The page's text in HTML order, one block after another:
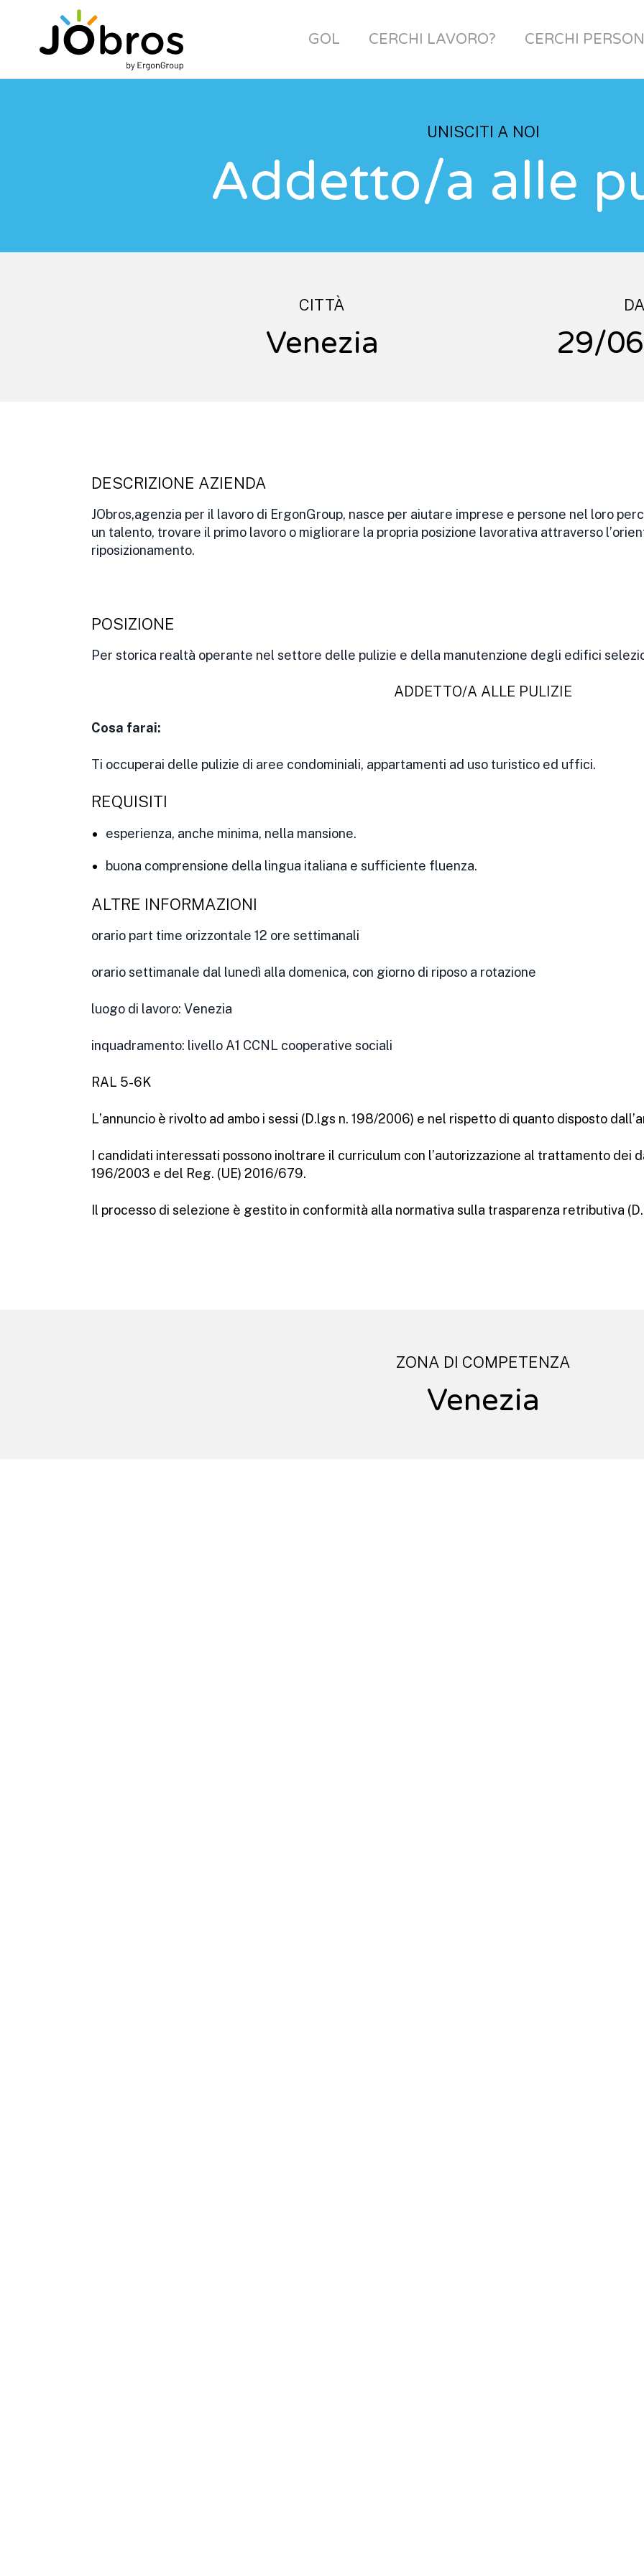
GOL CERCHI LAVORO? CERCHI
UNISCITI A NOI
Addetto/a alle
CITTÀ
Venezia 29/
DESCRIZIONE AZIENDA
JObros,agenzia per il lavoro di ErgonGroup, nasce per aiutare imprese e persone nel loro
un talento, trovare il primo lavoro o migliorare la propria posizione lavorativa attraverso
riposizionamento.
POSIZIONE
Per storica realtà operante nel settore delle pulizie e della manutenzione degli edifici
ADDETTO/A ALLE PULIZIE
Cosa farai:
Ti occuperai delle pulizie di aree condominiali, appartamenti ad uso turistico ed uffici.
REQUISITI
esperienza, anche minima, nella mansione.
buona comprensione della lingua italiana e sufficiente fluenza.
ALTRE INFORMAZIONI
orario part time orizzontale 12 ore settimanali
orario settimanale dal lunedì alla domenica, con giorno di riposo a rotazione
luogo di lavoro: Venezia
inquadramento: livello A1 CCNL cooperative sociali
RAL 5-6K
L’annuncio è rivolto ad ambo i sessi (D.lgs n. 198/2006) e nel rispetto di quanto disposto
I candidati interessati possono inoltrare il curriculum con l’autorizzazione al trattamento dei
196/2003 e del Reg. (UE) 2016/679.
Il processo di selezione è gestito in conformità alla normativa sulla trasparenza retributiva
ZONA DI COMPETENZA
Venezia